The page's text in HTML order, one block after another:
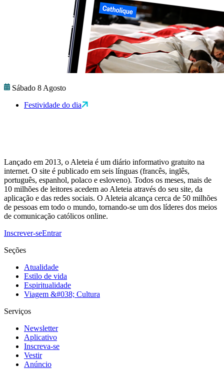
Sábado 8 Agosto
Festividade do dia
Lançado em 2013, o Aleteia é um diário informativo gratuito na
internet. O site é publicado em seis línguas (francês, inglês,
português, espanhol, polaco e esloveno). Todos os meses, mais de
10 milhões de leitores acedem ao Aleteia através do seu site, da
aplicação e das redes sociais. O Aleteia alcança cerca de 50 milhões
de pessoas em todo o mundo, tornando-se um dos líderes dos meios
de comunicação católicos online.
Inscrever-seEntrar
Seções
Atualidade
Estilo de vida
Espiritualidade
Viagem &#038; Cultura
Serviços
Newsletter
Aplicativo
Inscreva-se
Vestir
Anúncio